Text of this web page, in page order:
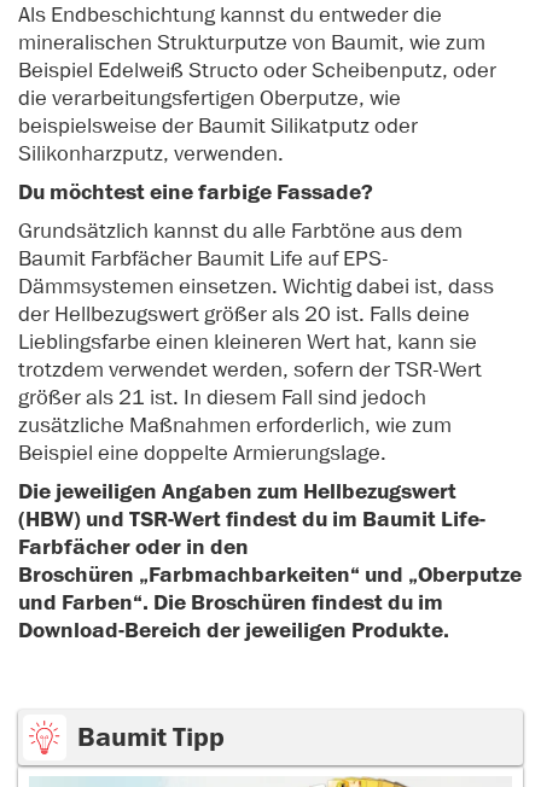
Als Endbeschichtung kannst du entweder die
mineralischen Strukturputze von Baumit, wie zum
Beispiel Edelweiß Structo oder Scheibenputz, oder
die verarbeitungsfertigen Oberputze, wie
beispielsweise der Baumit Silikatputz oder
Silikonharzputz, verwenden.
Du möchtest eine farbige Fassade?
Grundsätzlich kannst du alle Farbtöne aus dem
Baumit Farbfächer Baumit Life auf EPS-
Dämmsystemen einsetzen. Wichtig dabei ist, dass
der Hellbezugswert größer als 20 ist. Falls deine
Lieblingsfarbe einen kleineren Wert hat, kann sie
trotzdem verwendet werden, sofern der TSR-Wert
größer als 21 ist. In diesem Fall sind jedoch
zusätzliche Maßnahmen erforderlich, wie zum
Beispiel eine doppelte Armierungslage.
Die jeweiligen Angaben zum Hellbezugswert
(HBW) und TSR-Wert findest du im Baumit Life-
Farbfächer oder in den
Broschüren „Farbmachbarkeiten“ und „Oberputze
und Farben“. Die Broschüren findest du im
Download-Bereich der jeweiligen Produkte.
Baumit Tipp